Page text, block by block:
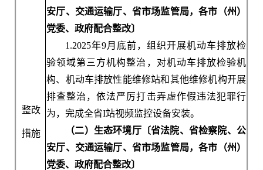
整改
措施
安厅、交通运输厅、省市场监管局，各市（州）
党委、政府配合整改〕
1.2025年9月底前，组织开展机动车排放检
验领域第三方机构整治，对机动车排放检验机
构、机动车排放性能维修站和其他维修机构开展
排查整治，依法严厉打击弄虚作假违法犯罪行
为，完成全省I站视频监控设备安装。
（二）生态环境厅〔省法院、省检察院、公
安厅、交通运输厅、省市场监管局，各市（州）
党委、政府配合整改〕